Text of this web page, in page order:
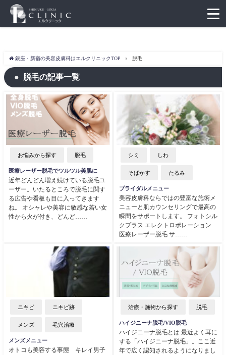
銀座・新宿の美容皮膚科はエルクリニックTOP 脱毛
脱毛の記事一覧
お悩みから探す 脱毛
医療レーザー脱毛でツルツル美肌に
近年どんどん増え続けている脱毛ユ
ーザー。いたるところで脱毛に関す
る広告や看板も目に入ってきます
ね。 オシャレや美容に敏感な若い女
性から火が付き、どんど……
シミ しわ
そばかす たるみ
ブライダルメニュー
美容皮膚科ならではの豊富な施術メ
ニューと肌カウンセリングで最高の
瞬間をサポートします。 フォトシル
クプラス エレクトロポレーション
医療レーザー脱毛 サ……
ニキビ ニキビ跡
メンズ 毛穴治療
メンズメニュー
オトコも美容する事態 キレイ男子
治療・施術から探す 脱毛
ハイジニーナ脱毛/VIO脱毛
ハイジニーナ脱毛とは 最近よく耳に
する「ハイジニーナ脱毛」。ここ近
年で広く認知されるようになりまし